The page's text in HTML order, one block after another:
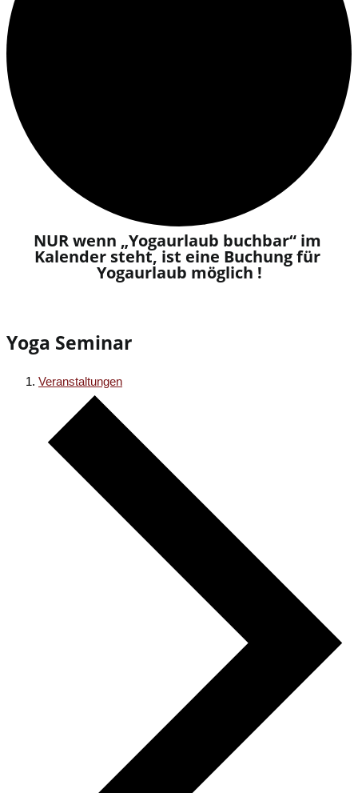
NUR wenn „Yogaurlaub buchbar“ im
Kalender steht, ist eine Buchung für
Yogaurlaub möglich !​
Yoga Seminar
Veranstaltungen